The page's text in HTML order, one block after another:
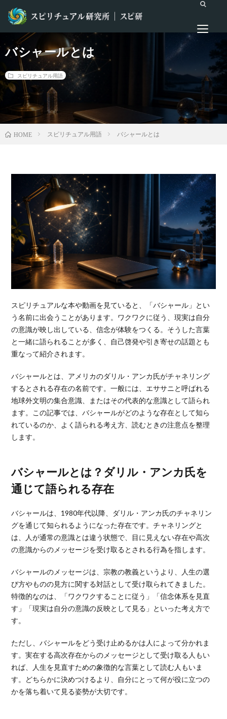
バシャールとは
スピリチュアル用語
HOME スピリチュアル用語 バシャールとは
スピリチュアルな本や動画を見ていると、「バシャール」とい
う名前に出会うことがあります。ワクワクに従う、現実は自分
の意識が映し出している、信念が体験をつくる。そうした言葉
と一緒に語られることが多く、自己啓発や引き寄せの話題とも
重なって紹介されます。
バシャールとは、アメリカのダリル・アンカ氏がチャネリング
するとされる存在の名前です。一般には、エササニと呼ばれる
地球外文明の集合意識、またはその代表的な意識として語られ
ます。この記事では、バシャールがどのような存在として知ら
れているのか、よく語られる考え方、読むときの注意点を整理
します。
バシャールとは？ダリル・アンカ氏を
通じて語られる存在
バシャールは、1980年代以降、ダリル・アンカ氏のチャネリン
グを通じて知られるようになった存在です。チャネリングと
は、人が通常の意識とは違う状態で、目に見えない存在や高次
の意識からのメッセージを受け取るとされる行為を指します。
バシャールのメッセージは、宗教の教義というより、人生の選
び方やものの見方に関する対話として受け取られてきました。
特徴的なのは、「ワクワクすることに従う」「信念体系を見直
す」「現実は自分の意識の反映として見る」といった考え方で
す。
ただし、バシャールをどう受け止めるかは人によって分かれま
す。実在する高次存在からのメッセージとして受け取る人もい
れば、人生を見直すための象徴的な言葉として読む人もいま
す。どちらかに決めつけるより、自分にとって何が役に立つの
かを落ち着いて見る姿勢が大切です。